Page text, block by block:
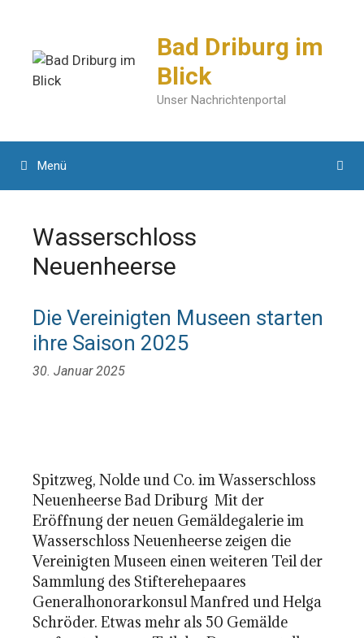
springen
Bad Driburg im
Blick
Unser Nachrichtenportal
Menü
Wasserschloss
Neuenheerse
Die Vereinigten Museen starten
ihre Saison 2025
30. Januar 2025
Spitzweg, Nolde und Co. im Wasserschloss
Neuenheerse Bad Driburg Mit der
Eröffnung der neuen Gemäldegalerie im
Wasserschloss Neuenheerse zeigen die
Vereinigten Museen einen weiteren Teil der
Sammlung des Stifterehepaares
Generalhonorarkonsul Manfred und Helga
Schröder. Etwas mehr als 50 Gemälde